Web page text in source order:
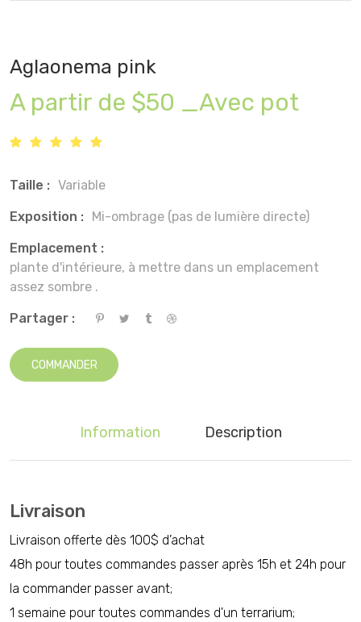
Aglaonema pink
A partir de $50 _Avec pot
Taille : Variable
Exposition : Mi-ombrage (pas de lumière directe)
Emplacement :
plante d'intérieure, à mettre dans un emplacement
assez sombre .
Partager :
COMMANDER
Information Description
Livraison
Livraison offerte dès 100$ d’achat
48h pour toutes commandes passer après 15h et 24h pour
la commander passer avant;
1 semaine pour toutes commandes d'un terrarium;